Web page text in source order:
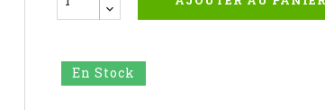
En Stock